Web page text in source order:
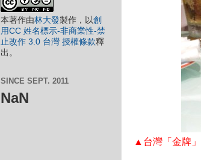
▲台灣 「金牌
本著作由林大發製作，以創
用CC 姓名標示-非商業性-禁
止改作 3.0 台灣 授權條款釋
出。
SINCE SEPT. 2011
NaN